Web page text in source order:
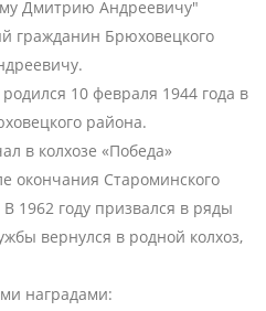
Дмитрию Андреевичу"
гражданин Брюховецкого
10 февраля 1944 года в
района.
в колхозе «Победа»
окончания Староминского
1962 году призвался в ряды
вернулся в родной колхоз,
наградами: